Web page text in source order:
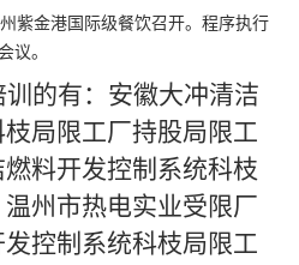
紫金港国际级餐饮召开。程序执行
议。
的有：安徽大冲清洁
局限工厂持股局限工
料开发控制系统科枝
州市热电实业受限厂
控制系统科枝局限工